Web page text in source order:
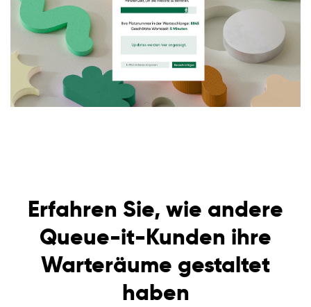
Öffentlicher Sektor
Telekommunikation
Erfahren Sie, wie andere
Queue-it-Kunden ihre
Warteräume gestaltet
haben